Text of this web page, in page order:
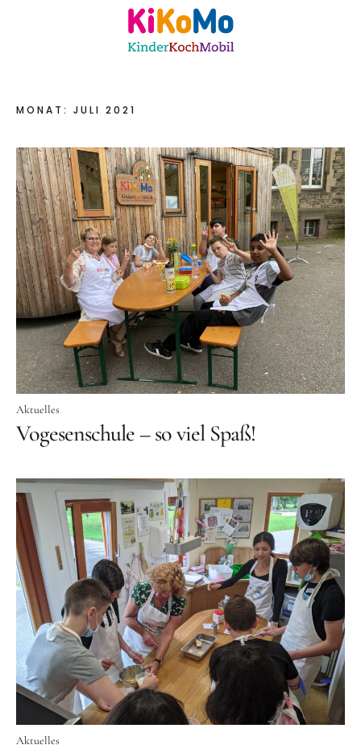
Kinderkochmobil KiKoMo Karlsruhe
Kindergeburtstag im KiKoMo
Mitmachen
Schenk ein Lächeln, statt ein Geschenk!
Kontakt
Linktree
Newsletter
InstagramYouTubeCookie-
Richtlinie
MONAT: JULI 2021
Aktuelles
Vogesenschule – so viel Spaß!
Aktuelles